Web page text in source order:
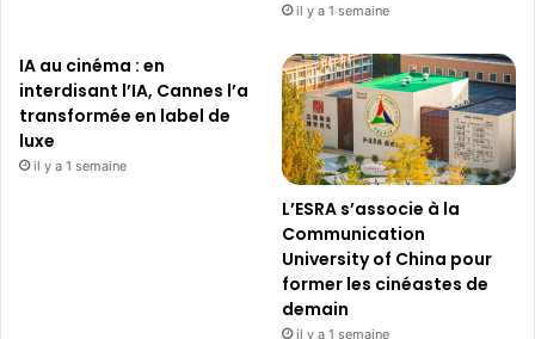
il y a 1 semaine
IA au cinéma : en
interdisant l’IA, Cannes l’a
transformée en label de
luxe
il y a 1 semaine
L’ESRA s’associe à la
Communication
University of China pour
former les cinéastes de
demain
il y a 1 semaine